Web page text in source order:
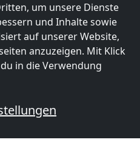
um unsere Dienste
und Inhalte sowie
auf unserer Website,
anzuzeigen. Mit Klick
in die Verwendung